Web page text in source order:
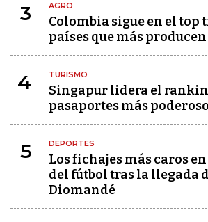
3 AGRO
Colombia sigue en el top
países que más
4 TURISMO
Singapur lidera el
pasaportes más
5 DEPORTES
Los fichajes más caros
del fútbol tras la llegada
Diomandé